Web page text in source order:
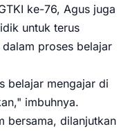
ke-76, Agus juga
untuk terus
proses belajar
belajar mengajar di
imbuhnya.
bersama, dilanjutkan